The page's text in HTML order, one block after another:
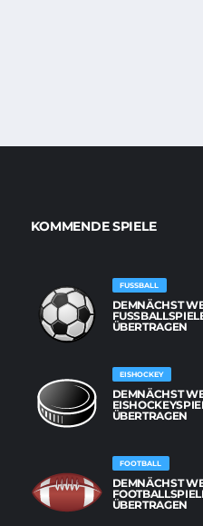
KOMMENDE SPIELE
FUSSBALL
DEMNÄCHST
FUSSBALLSPIELE
BERTRAGEN
EISHOCKEY
DEMNÄCHST
ÜBERTRAGEN
FOOTBALL
DEMNÄCHST
ÜBERTRAGEN